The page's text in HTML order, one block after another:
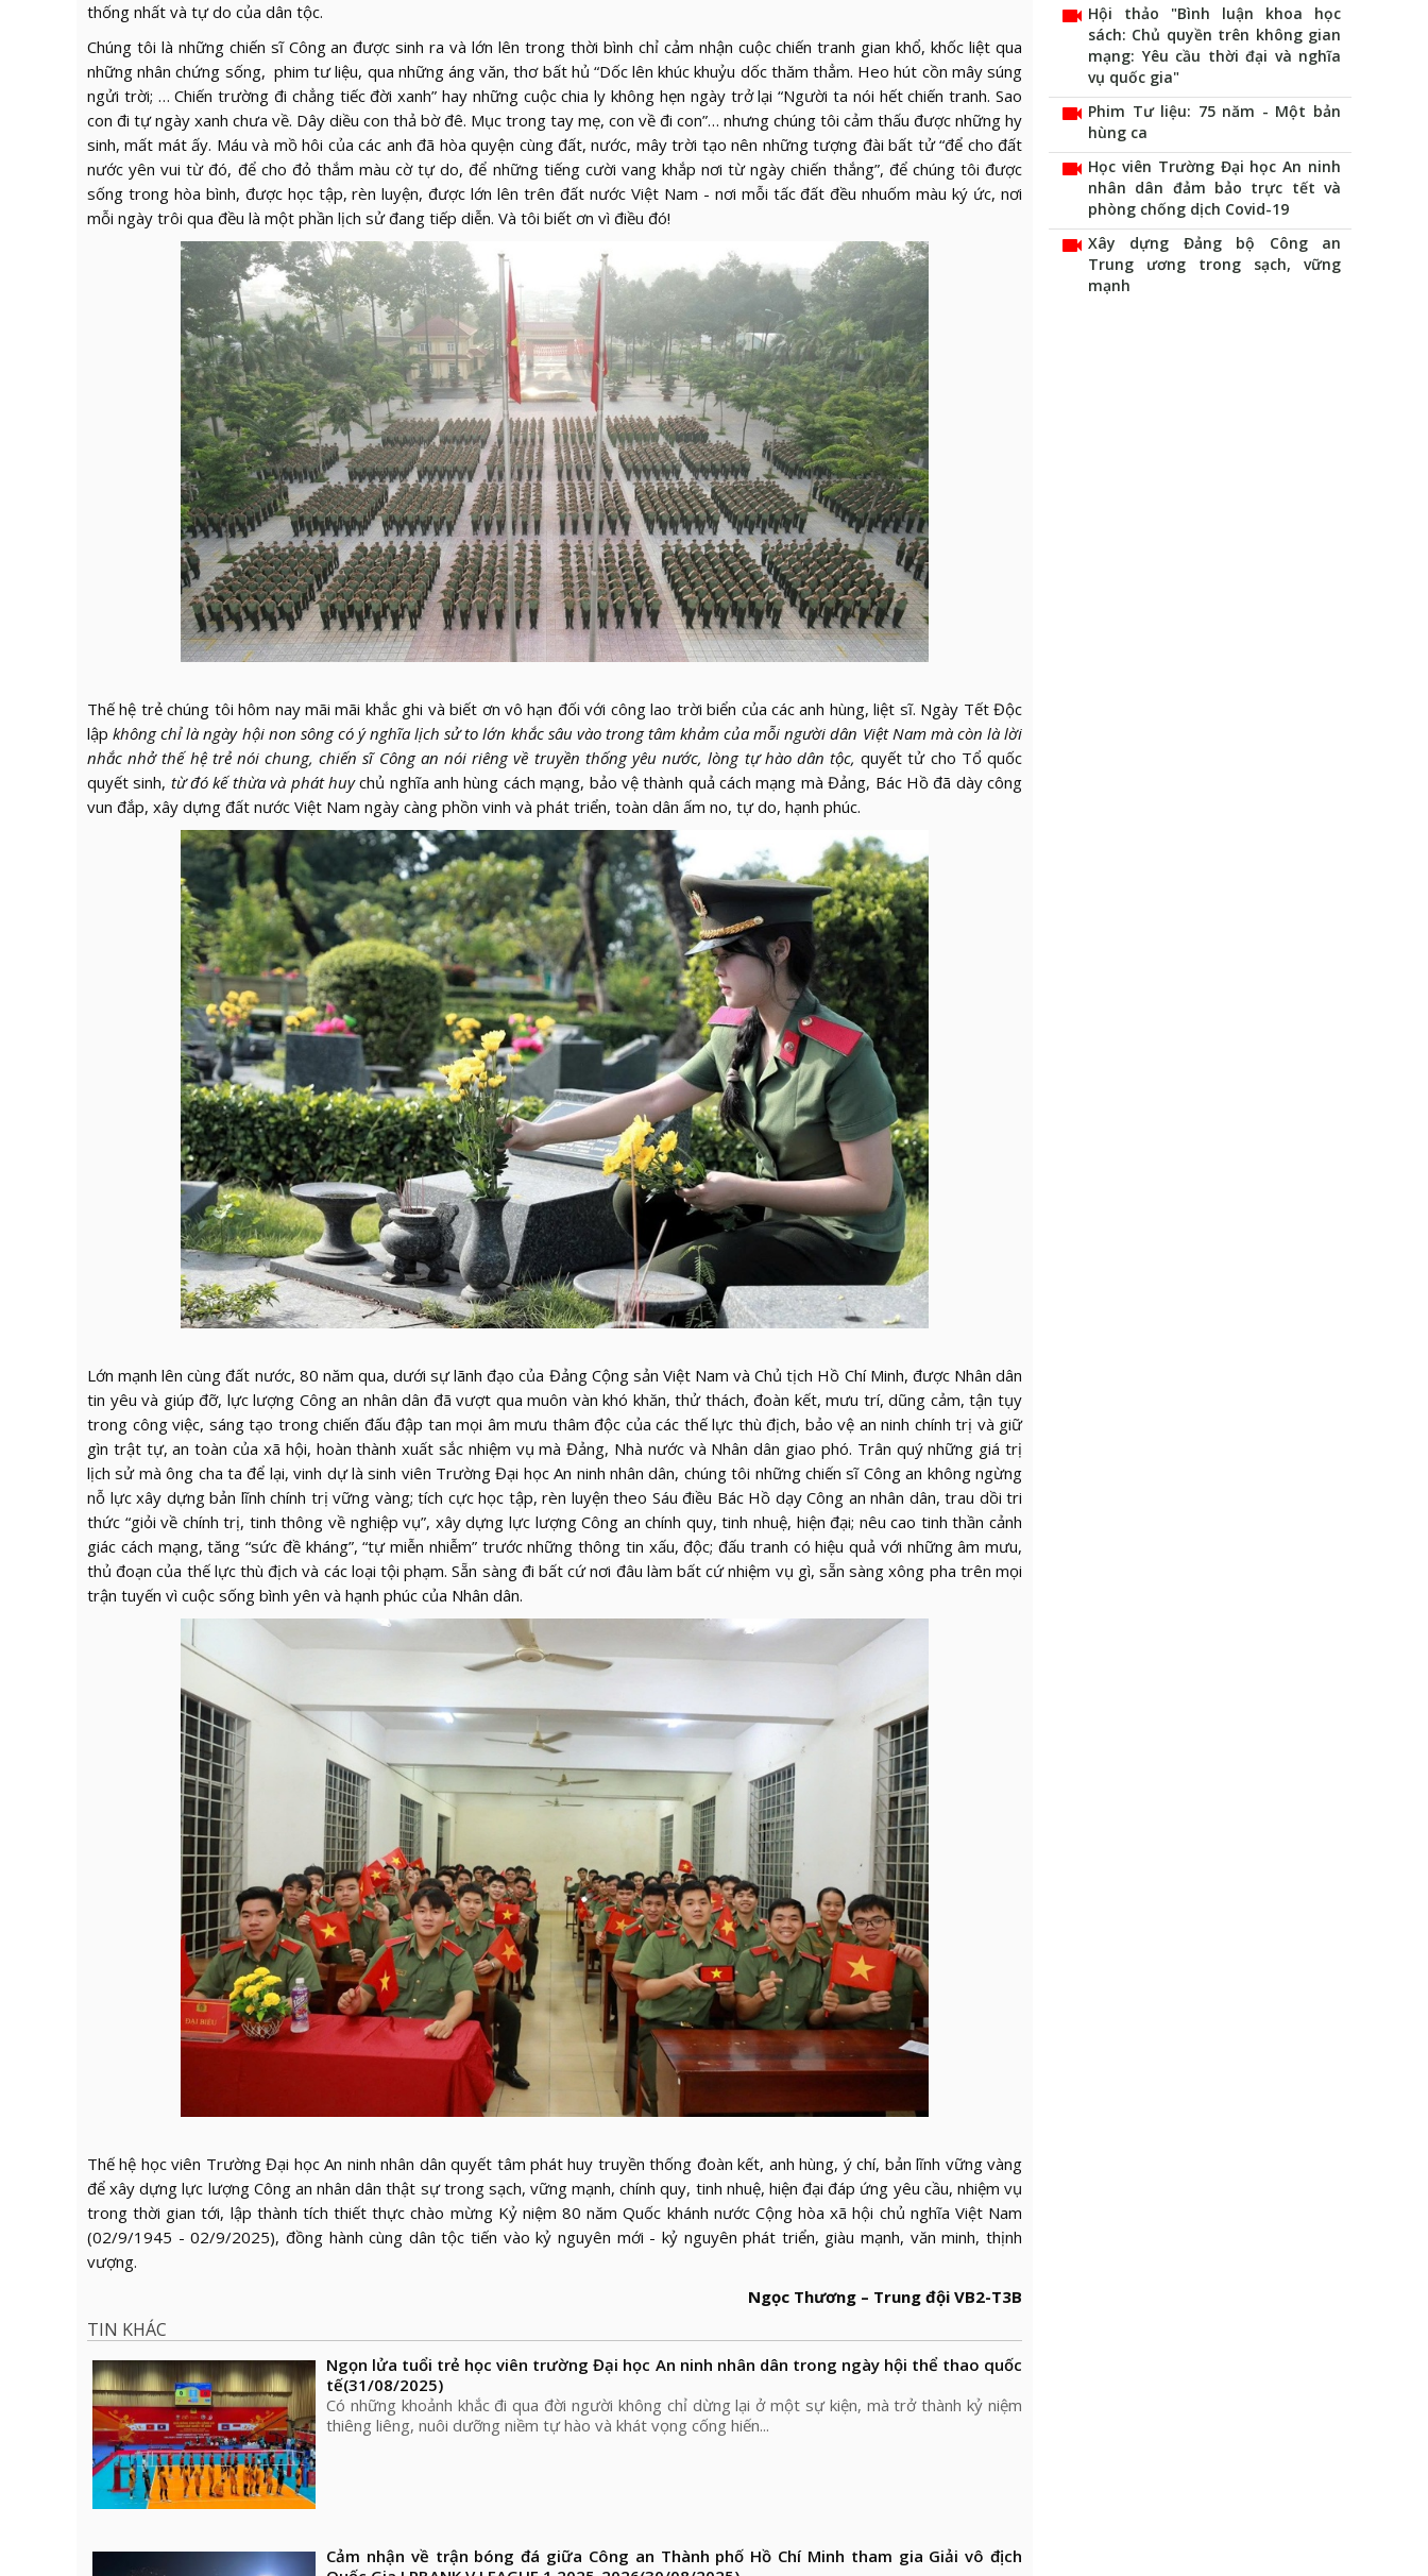
thống nhất và tự do của dân tộc.
Chúng tôi là những chiến sĩ Công an được sinh ra và lớn lên trong thời bình chỉ cảm nhận cuộc chiến tranh gian khổ, khốc liệt qua
những nhân chứng sống, phim tư liệu, qua những áng văn, thơ bất hủ “Dốc lên khúc khuỷu dốc thăm thẳm. Heo hút cồn mây súng
ngửi trời; … Chiến trường đi chẳng tiếc đời xanh” hay những cuộc chia ly không hẹn ngày trở lại “Người ta nói hết chiến tranh. Sao
con đi tự ngày xanh chưa về. Dây diều con thả bờ đê. Mục trong tay mẹ, con về đi con”… nhưng chúng tôi cảm thấu được những hy
sinh, mất mát ấy. Máu và mồ hôi của các anh đã hòa quyện cùng đất, nước, mây trời tạo nên những tượng đài bất tử “để cho đất
nước yên vui từ đó, để cho đỏ thắm màu cờ tự do, để những tiếng cười vang khắp nơi từ ngày chiến thắng”, để chúng tôi được
sống trong hòa bình, được học tập, rèn luyện, được lớn lên trên đất nước Việt Nam - nơi mỗi tấc đất đều nhuốm màu ký ức, nơi
mỗi ngày trôi qua đều là một phần lịch sử đang tiếp diễn. Và tôi biết ơn vì điều đó!
Thế hệ trẻ chúng tôi hôm nay mãi mãi khắc ghi và biết ơn vô hạn đối với công lao trời biển của các anh hùng, liệt sĩ. Ngày Tết Độc
lậpkhông chỉ là ngày hội non sông có ý nghĩa lịch sử to lớn khắc sâu vào trong tâm khảm của mỗi người dân Việt Nam mà còn là lời
nhắc nhở thế hệ trẻ nói chung, chiến sĩ Công an nói riêng về truyền thống yêu nước, lòng tự hào dân tộc,quyết tử cho Tổ quốc
quyết sinh, từ đó kế thừa và phát huychủ nghĩa anh hùng cách mạng, bảo vệ thành quả cách mạng mà Đảng, Bác Hồ đã dày công
vun đắp, xây dựng đất nước Việt Nam ngày càng phồn vinh và phát triển, toàn dân ấm no, tự do, hạnh phúc.
Lớn mạnh lên cùng đất nước, 80 năm qua, dưới sự lãnh đạo của Đảng Cộng sản Việt Nam và Chủ tịch Hồ Chí Minh, được Nhân dân
tin yêu và giúp đỡ, lực lượng Công an nhân dân đã vượt qua muôn vàn khó khăn, thử thách, đoàn kết, mưu trí, dũng cảm, tận tụy
trong công việc, sáng tạo trong chiến đấu đập tan mọi âm mưu thâm độc của các thế lực thù địch, bảo vệ an ninh chính trị và giữ
gìn trật tự, an toàn của xã hội, hoàn thành xuất sắc nhiệm vụ mà Đảng, Nhà nước và Nhân dân giao phó. Trân quý những giá trị
lịch sử mà ông cha ta để lại, vinh dự là sinh viên Trường Đại học An ninh nhân dân, chúng tôi những chiến sĩ Công an không ngừng
nỗ lực xây dựng bản lĩnh chính trị vững vàng; tích cực học tập, rèn luyện theo Sáu điều Bác Hồ dạy Công an nhân dân, trau dồi tri
thức “giỏi về chính trị, tinh thông về nghiệp vụ”, xây dựng lực lượng Công an chính quy, tinh nhuệ, hiện đại; nêu cao tinh thần cảnh
giác cách mạng, tăng “sức đề kháng”, “tự miễn nhiễm” trước những thông tin xấu, độc; đấu tranh có hiệu quả với những âm mưu,
thủ đoạn của thế lực thù địch và các loại tội phạm. Sẵn sàng đi bất cứ nơi đâu làm bất cứ nhiệm vụ gì, sẵn sàng xông pha trên mọi
trận tuyến vì cuộc sống bình yên và hạnh phúc của Nhân dân.
Thế hệ học viên Trường Đại học An ninh nhân dân quyết tâm phát huy truyền thống đoàn kết, anh hùng, ý chí, bản lĩnh vững vàng
để xây dựng lực lượng Công an nhân dân thật sự trong sạch, vững mạnh, chính quy, tinh nhuệ, hiện đại đáp ứng yêu cầu, nhiệm vụ
trong thời gian tới, lập thành tích thiết thực chào mừng Kỷ niệm 80 năm Quốc khánh nước Cộng hòa xã hội chủ nghĩa Việt Nam
(02/9/1945 - 02/9/2025), đồng hành cùng dân tộc tiến vào kỷ nguyên mới - kỷ nguyên phát triển, giàu mạnh, văn minh, thịnh
vượng.
Ngọc Thương – Trung đội VB2-T3B
TIN KHÁC
Ngọn lửa tuổi trẻ học viên trường Đại học An ninh nhân dân trong ngày hội thể thao quốc
tế(31/08/2025)
Có những khoảnh khắc đi qua đời người không chỉ dừng lại ở một sự kiện, mà trở thành kỷ niệm
thiêng liêng, nuôi dưỡng niềm tự hào và khát vọng cống hiến...
Cảm nhận về trận bóng đá giữa Công an Thành phố Hồ Chí Minh tham gia Giải vô địch
videocam Hội thảo "Bình luận khoa học
sách: Chủ quyền trên không gian
mạng: Yêu cầu thời đại và nghĩa
vụ quốc gia"
videocam Phim Tư liệu: 75 năm - Một bản
hùng ca
videocam Học viên Trường Đại học An ninh
nhân dân đảm bảo trực tết và
phòng chống dịch Covid-19
videocam Xây dựng Đảng bộ Công an
Trung ương trong sạch, vững
mạnh